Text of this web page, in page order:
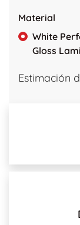
Material
White
Gloss
Estimación